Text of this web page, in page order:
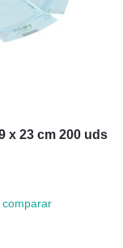
x 23 cm 200 uds